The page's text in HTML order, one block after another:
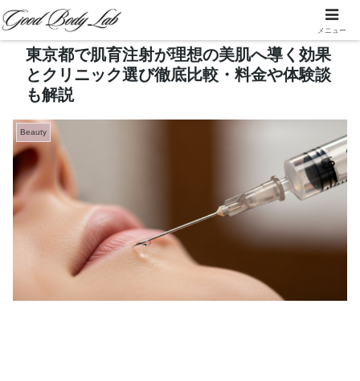
東京都で肌育注射が理想の美肌へ導く効果
とクリニック選び徹底比較・料金や体験談
も解説
Beauty
メニュー